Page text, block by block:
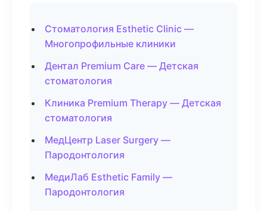
Стоматология Esthetic Clinic —
Многопрофильные клиники
Дентал Premium Care — Детская
стоматология
Клиника Premium Therapy — Детская
стоматология
МедЦентр Laser Surgery —
Пародонтология
МедиЛаб Esthetic Family —
Пародонтология